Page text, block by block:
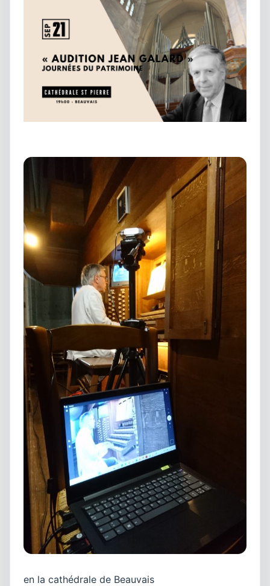
en la cathédrale de Beauvais